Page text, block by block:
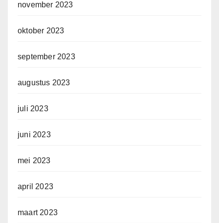
november 2023
oktober 2023
september 2023
augustus 2023
juli 2023
juni 2023
mei 2023
april 2023
maart 2023